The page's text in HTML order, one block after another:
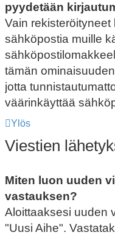
pyydetään
Vain
sähköpostia muille
tämän
jotta
väärinkäyttää
Ylös
Viestien
Miten luon uuden
vastauksen?
Aloittaaksesi uuden
"Uusi Aihe".